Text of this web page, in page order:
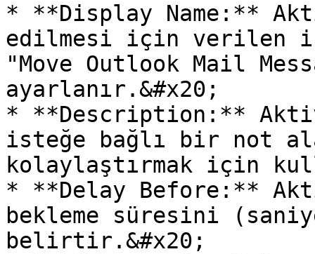
* **Display Name:**
edilmesi için verilen
"Move Outlook Mail
ayarlanır.&#x20;
* **Description:**
isteğe bağlı bir not
kolaylaştırmak için
* **Delay Before:**
bekleme süresini
belirtir.&#x20;